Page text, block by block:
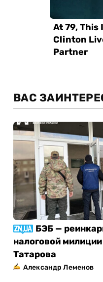
ВАС
БЭБ —
налоговой
Татарова
Александр Леменов